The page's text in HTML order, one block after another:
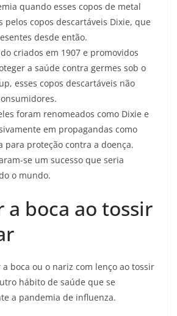
quando esses copos de metal
copos descartáveis ​​Dixie, que
desde então.
criados em 1907 e promovidos
a saúde contra germes sob o
esses copos descartáveis não
foram renomeados como Dixie e
em propagandas como
para proteção contra a doença.
se um sucesso que seria
o mundo.
a boca ao tossir
boca ou o nariz com lenço ao tossir
hábito de saúde que se
a pandemia de influenza.